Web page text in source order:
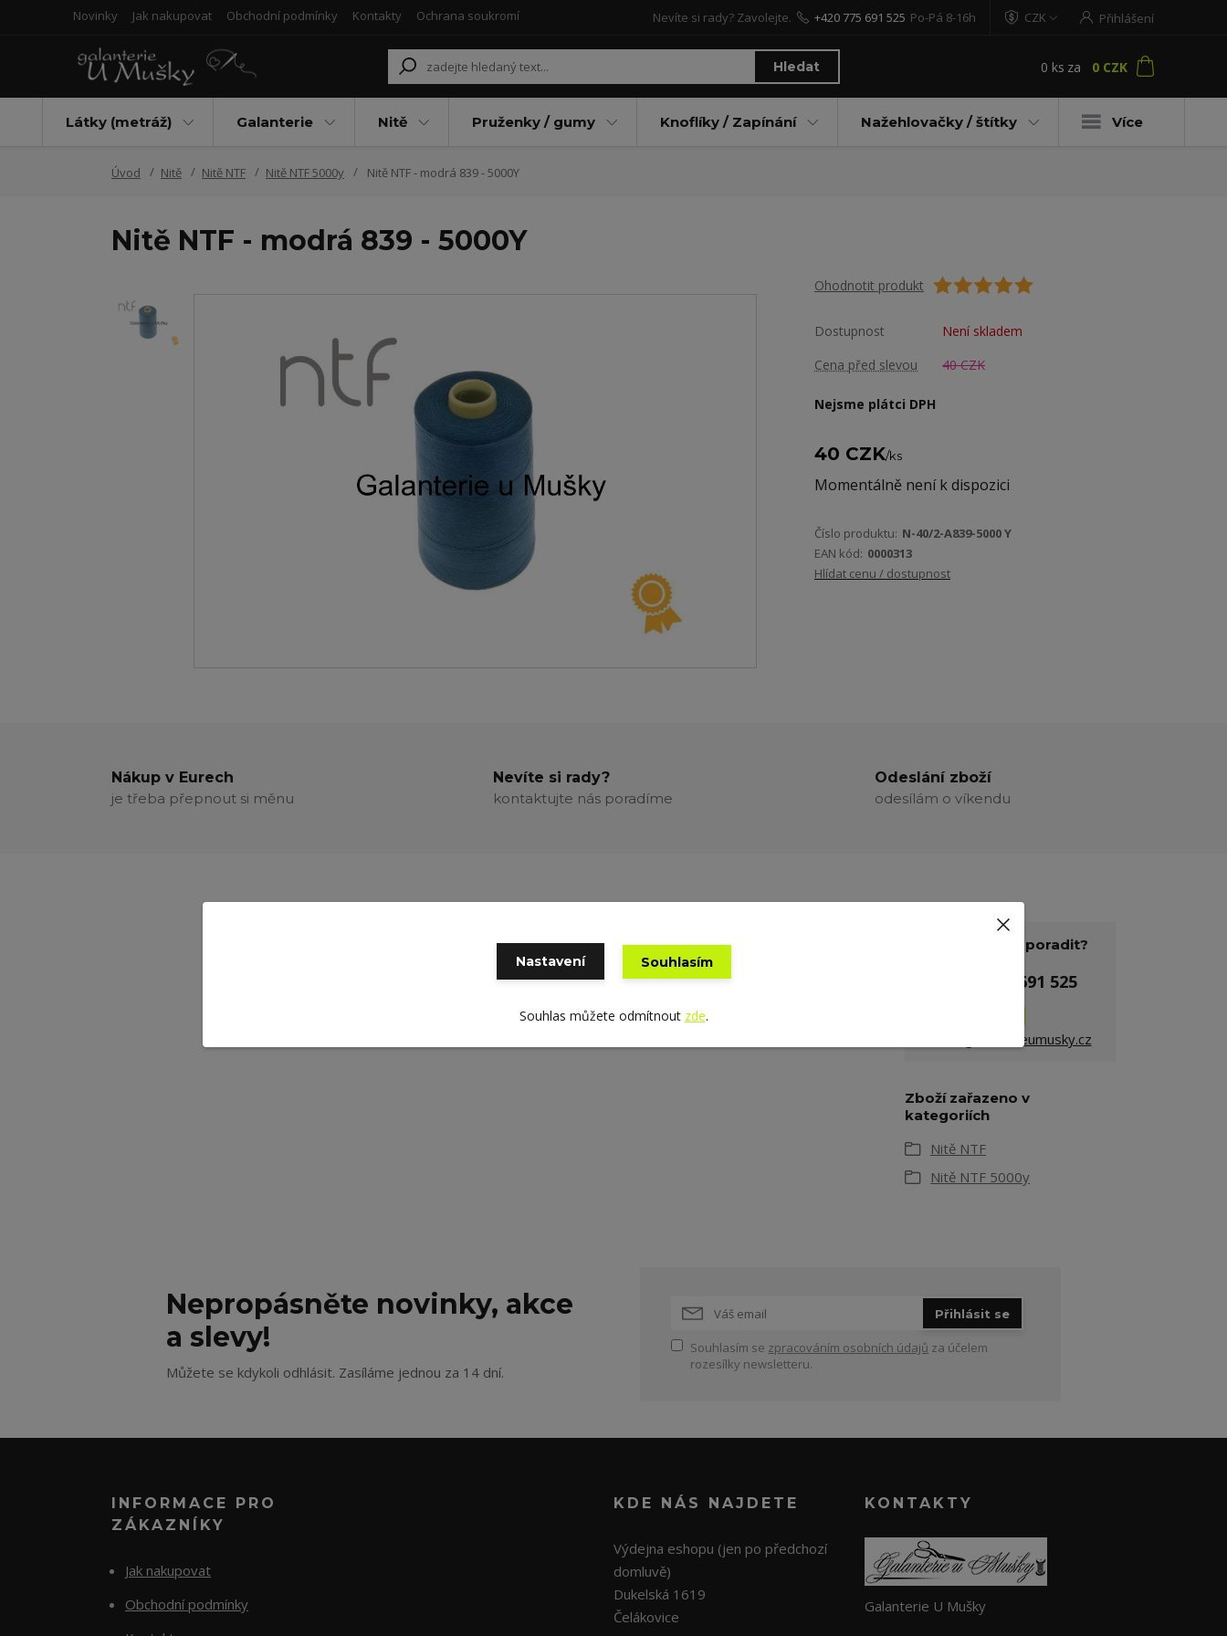
Novinky Jak nakupovat Obchodní podmínky Kontakty Ochrana soukromí CZK Přihlášení
Hledat
Nevíte si rady? Zavolejte. +420 775 691 525 Po-Pá 8-16h
0 ks za 0 CZK
Látky (metráž) Galanterie Nitě Pruženky / gumy Knoflíky / Zapínání Nažehlovačky / štítky Více
Úvod Nitě Nitě NTF Nitě NTF 5000y Nitě NTF - modrá 839 - 5000Y
Nitě NTF - modrá 839 - 5000Y
Ohodnotit produkt
Dostupnost
Není skladem
Cena před slevou
40 CZK
Nejsme plátci DPH
40 CZK/ks
Momentálně není k dispozici
Číslo produktu: N-40/2-A839-5000 Y
EAN kód: 0000313
Hlídat cenu / dostupnost
Nákup v Eurech
je třeba přepnout si měnu
Nevíte si rady?
kontaktujte nás poradíme
Odeslání zboží
odesílám o víkendu
Potřebujete poradit?
+420 775 691 525
info@galanterieumusky.cz
Zboží zařazeno v
kategoriích
Nitě NTF
Nitě NTF 5000y
Nepropásněte novinky, akce
a slevy!
Můžete se kdykoli odhlásit. Zasíláme jednou za 14 dní.
Přihlásit se
Souhlasím se zpracováním osobních údajů za účelem
rozesílky newsletteru.
INFORMACE PRO
ZÁKAZNÍKY
Jak nakupovat
Obchodní podmínky
KDE NÁS NAJDETE
Výdejna eshopu (jen po předchozí
domluvě)
Dukelská 1619
Čelákovice
KONTAKTY
Galanterie U Mušky
Nastavení Souhlasím
Souhlas můžete odmítnout zde.